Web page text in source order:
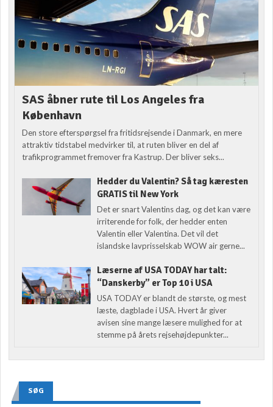
SAS åbner rute til Los Angeles fra
København
Den store efterspørgsel fra fritidsrejsende i Danmark, en mere
attraktiv tidstabel medvirker til, at ruten bliver en del af
trafikprogrammet fremover fra Kastrup. Der bliver seks...
Hedder du Valentin? Så tag kæresten
GRATIS til New York
Det er snart Valentins dag, og det kan være
irriterende for folk, der hedder enten
Valentin eller Valentina. Det vil det
islandske lavprisselskab WOW air gerne...
Læserne af USA TODAY har talt:
“Danskerby” er Top 10 i USA
USA TODAY er blandt de største, og mest
læste, dagblade i USA. Hvert år giver
avisen sine mange læsere mulighed for at
stemme på årets rejsehøjdepunkter...
SØG